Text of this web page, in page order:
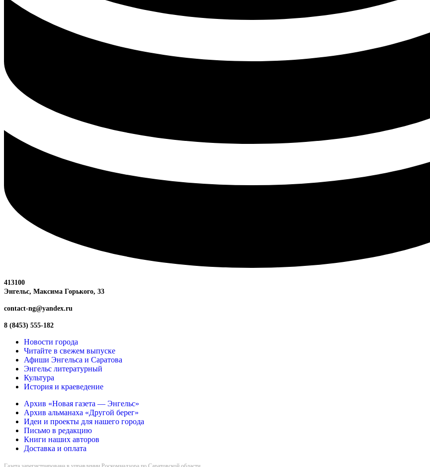
413100
Энгельс, Максима Горького, 33
contact-ng@yandex.ru
8 (8453) 555-182
Новости города
Читайте в свежем выпуске
Афиши Энгельса и Саратова
Энгельс литературный
Культура
История и краеведение
Архив «Новая газета — Энгельс»
Архив альманаха «Другой берег»
Идеи и проекты для нашего города
Письмо в редакцию
Книги наших авторов
Доставка и оплата